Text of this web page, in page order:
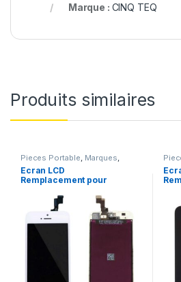
Marque : CINQ TEQ
Produits similaires
Pieces Portable, Marques,
Apple iPhone 5s
Ecran LCD
Remplacement pour
tactile + Outils
Apple